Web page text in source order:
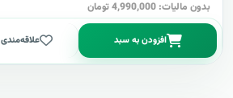
بدون مالیات: 4,990,000 تومان
افزودن به سبد علاقه‌مندی